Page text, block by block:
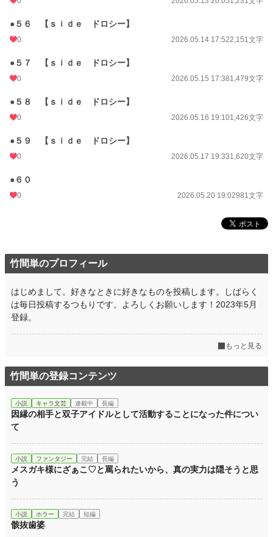
●５６ 【ｓｉｄｅ ドロシー】
0 2026.05.14 17:522,151文字
●５７ 【ｓｉｄｅ ドロシー】
0 2026.05.15 17:381,479文字
●５８ 【ｓｉｄｅ ドロシー】
0 2026.05.16 19:101,426文字
●５９ 【ｓｉｄｅ ドロシー】
0 2026.05.17 19:331,620文字
●６０
0 2026.05.20 19:02981文字
竹間単のプロフィール
はじめまして。好きなときに好きなものを投稿します。しばらく
は毎日投稿するつもりです。よろしくお願いします！2023年5月
登録。
もっと見る
竹間単の登録コンテンツ
小説 キャラ文芸 連載中 長編
因縁の相手と双子アイドルとして活動することになった件につい
て
小説 ファンタジー 完結 長編
メスガキ様にざぁこ♡と罵られたいから、真の実力は隠そうと思
う
小説 ホラー 完結 短編
骸抜歯婆